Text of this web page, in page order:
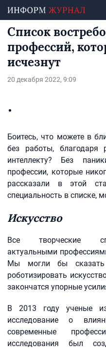
Список
профессий,
исчезнут
20 декабря 2022, 9:09
Боитесь, что можете в
без работы, благодаря
интеллекту? Без
профессии, которые
рассказали в этой
специальность в списке,
Искусство
Все творческие
актуальными
Мы могли бы сказать
роботизировать
закончатся упорные
В 2013 году ученые
исследование о
современные
исследования был